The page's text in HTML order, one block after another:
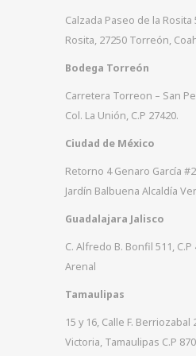
Calzada Paseo de la Rosita
Rosita, 27250 Torreón,
Bodega Torreón
Carretera Torreon – San
Col. La Unión, C.P 27420.
Ciudad de México
Retorno 4 Genaro García
Jardín Balbuena Alcaldía
Guadalajara Jalisco
C. Alfredo B. Bonfil 511, C.P
Arenal
Tamaulipas
15 y 16, Calle F. Berriozabal
Victoria, Tamaulipas C.P